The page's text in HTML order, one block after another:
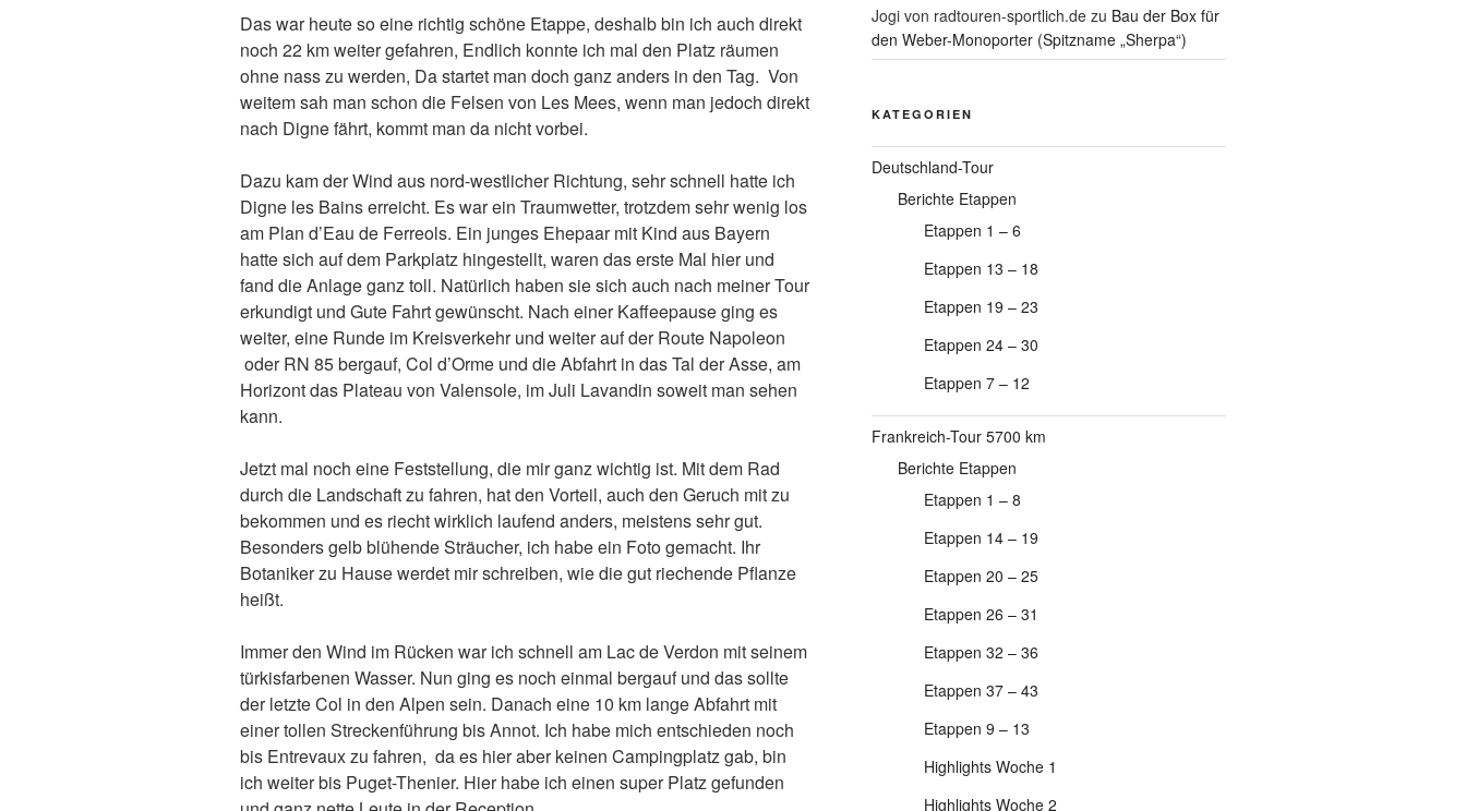
Das war heute so eine richtig schöne Etappe, deshalb bin ich auch direkt
noch 22 km weiter gefahren, Endlich konnte ich mal den Platz räumen
ohne nass zu werden, Da startet man doch ganz anders in den Tag. Von
weitem sah man schon die Felsen von Les Mees, wenn man jedoch direkt
nach Digne fährt, kommt man da nicht vorbei.
Dazu kam der Wind aus nord-westlicher Richtung, sehr schnell hatte ich
Digne les Bains erreicht. Es war ein Traumwetter, trotzdem sehr wenig los
am Plan d’Eau de Ferreols. Ein junges Ehepaar mit Kind aus Bayern
hatte sich auf dem Parkplatz hingestellt, waren das erste Mal hier und
fand die Anlage ganz toll. Natürlich haben sie sich auch nach meiner Tour
erkundigt und Gute Fahrt gewünscht. Nach einer Kaffeepause ging es
weiter, eine Runde im Kreisverkehr und weiter auf der Route Napoleon
oder RN 85 bergauf, Col d’Orme und die Abfahrt in das Tal der Asse, am
Horizont das Plateau von Valensole, im Juli Lavandin soweit man sehen
kann.
Jetzt mal noch eine Feststellung, die mir ganz wichtig ist. Mit dem Rad
durch die Landschaft zu fahren, hat den Vorteil, auch den Geruch mit zu
bekommen und es riecht wirklich laufend anders, meistens sehr gut.
Besonders gelb blühende Sträucher, ich habe ein Foto gemacht. Ihr
Botaniker zu Hause werdet mir schreiben, wie die gut riechende Pflanze
heißt.
Immer den Wind im Rücken war ich schnell am Lac de Verdon mit seinem
türkisfarbenen Wasser. Nun ging es noch einmal bergauf und das sollte
der letzte Col in den Alpen sein. Danach eine 10 km lange Abfahrt mit
einer tollen Streckenführung bis Annot. Ich habe mich entschieden noch
bis Entrevaux zu fahren, da es hier aber keinen Campingplatz gab, bin
ich weiter bis Puget-Thenier. Hier habe ich einen super Platz gefunden
Jogi von radtouren-sportlich.dezu Bau der Box für
den Weber-Monoporter (Spitzname „Sherpa“)
KATEGORIEN
Deutschland-Tour
Berichte Etappen
Etappen 1 – 6
Etappen 13 – 18
Etappen 19 – 23
Etappen 24 – 30
Etappen 7 – 12
Frankreich-Tour 5700 km
Berichte Etappen
Etappen 1 – 8
Etappen 14 – 19
Etappen 20 – 25
Etappen 26 – 31
Etappen 32 – 36
Etappen 37 – 43
Etappen 9 – 13
Highlights Woche 1
Highlights Woche 2